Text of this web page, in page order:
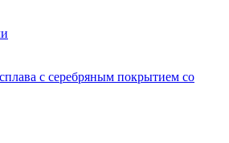
с серебряным покрытием cо